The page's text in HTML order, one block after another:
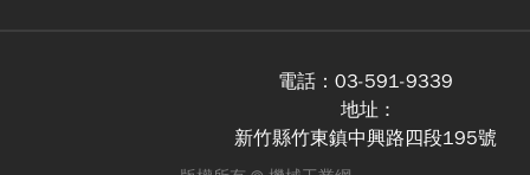
電話： 03-591-9339
地址 :
新竹縣竹東鎮中興路四段195號